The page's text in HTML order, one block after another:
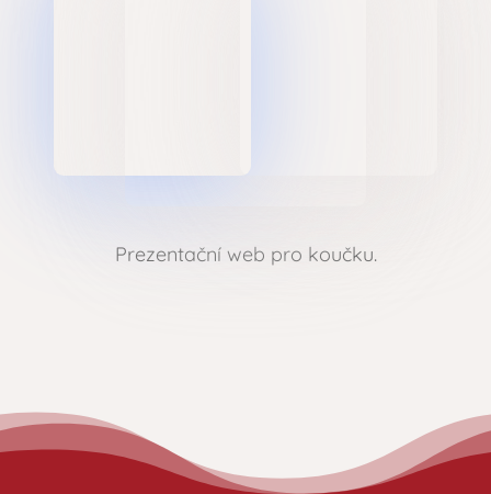
Prezentační web pro koučku.